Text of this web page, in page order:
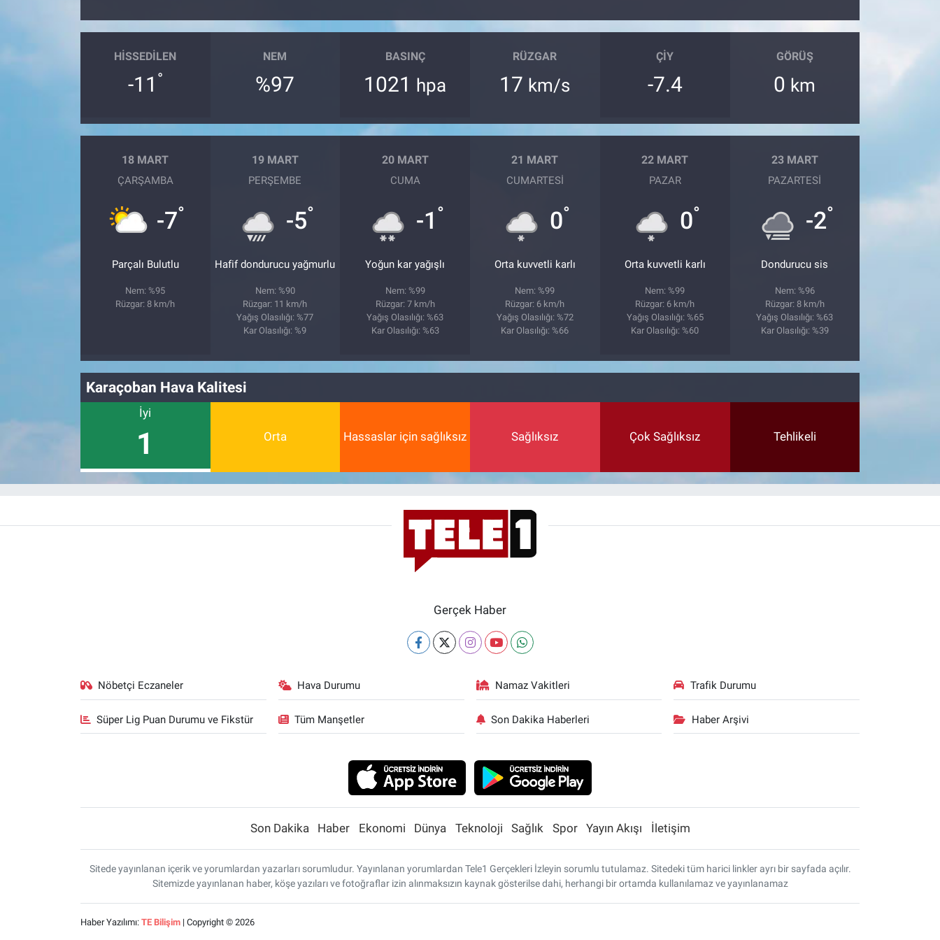
HISSEDILEN
-11 °
NEM
%97
BASINÇ
1021 hpa
RÜZGAR
17 km/s
ÇIY
-7.4
GÖRÜŞ
0 km
18 MART
ÇARŞAMBA
-7°
Parçalı Bulutlu
Nem: %95
Rüzgar: 8 km/h
19 MART
PERŞEMBE
-5°
Hafif dondurucu yağmurlu
Nem: %90
Rüzgar: 11 km/h
Yağış Olasılığı: %77
Kar Olasılığı: %9
20 MART
CUMA
-1 °
Yoğun kar yağışlı
Nem: %99
Rüzgar: 7 km/h
Yağış Olasılığı: %63
Kar Olasılığı: %63
21 MART
CUMARTESI
0°
Orta kuvvetli karlı
Nem: %99
Rüzgar: 6 km/h
Yağış Olasılığı: %72
Kar Olasılığı: %66
22 MART
PAZAR
0°
Orta kuvvetli karlı
Nem: %99
Rüzgar: 6 km/h
Yağış Olasılığı: %65
Kar Olasılığı: %60
23 MART
PAZARTESI
-2°
Dondurucu sis
Nem: %96
Rüzgar: 8 km/h
Yağış Olasılığı: %63
Kar Olasılığı: %39
Karaçoban Hava Kalitesi
İyi
1 Orta Hassaslar için sağlıksız Sağlıksız Çok Sağlıksız Tehlikeli
Gerçek Haber
Nöbetçi Eczaneler Hava Durumu Namaz Vakitleri Trafik Durumu
Süper Lig Puan Durumu ve Fikstür Tüm Manşetler Son Dakika Haberleri Haber Arşivi
Son Dakika Haber Ekonomi Dünya Teknoloji Sağlık Spor Yayın Akışı İletişim
Sitede yayınlanan içerik ve yorumlardan yazarları sorumludur. Yayınlanan yorumlardan Tele1 Gerçekleri İzleyin sorumlu tutulamaz. Sitedeki tüm harici linkler ayrı bir sayfada açılır.
Sitemizde yayınlanan haber, köşe yazıları ve fotoğraflar izin alınmaksızın kaynak gösterilse dahi, herhangi bir ortamda kullanılamaz ve yayınlanamaz
Haber Yazılımı: TE Bilişim| Copyright © 2026
Gündem Özel
Kültür Sanat
Programlar
Sağlık